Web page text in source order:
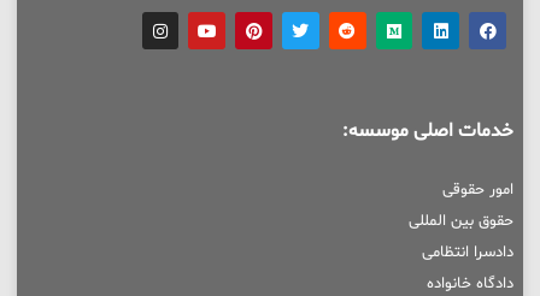
خدمات اصلی موسسه:
امور حقوقی
حقوق بین المللی
دادسرا انتظامی
دادگاه خانواده